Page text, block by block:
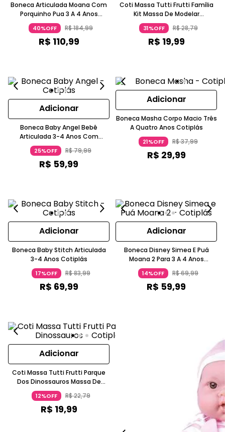
Boneca Articulada Moana Com
Porquinho Pua 3 A 4 Anos
Cotiplás
40%OFF R$184,99
R$ 110,99
Coti Massa Tutti Frutti Família
Kit Massa De Modelar
Aromatizada 6 Potes A Partir De
3 Anos Cotiplás
31%OFF R$28,79
R$ 19,99
Adicionar
Boneca Baby Angel Bebê
Articulada 3-4 Anos Com
Roupinha E Chupeta Cotiplás
25%OFF R$79,99
R$ 59,99
Adicionar
Boneca Masha Corpo Macio Três
A Quatro Anos Cotiplás
21%OFF R$37,99
R$ 29,99
Adicionar
Boneca Baby Stitch Articulada
3-4 Anos Cotiplás
17%OFF R$83,99
R$ 69,99
Adicionar
Boneca Disney Simea E Puá
Moana 2 Para 3 A 4 Anos
Cotiplás
14%OFF R$69,99
R$ 59,99
Adicionar
Coti Massa Tutti Frutti Parque
Dos Dinossauros Massa De
Modelar 3-4 Anos Cotiplás
12%OFF R$22,79
R$ 19,99